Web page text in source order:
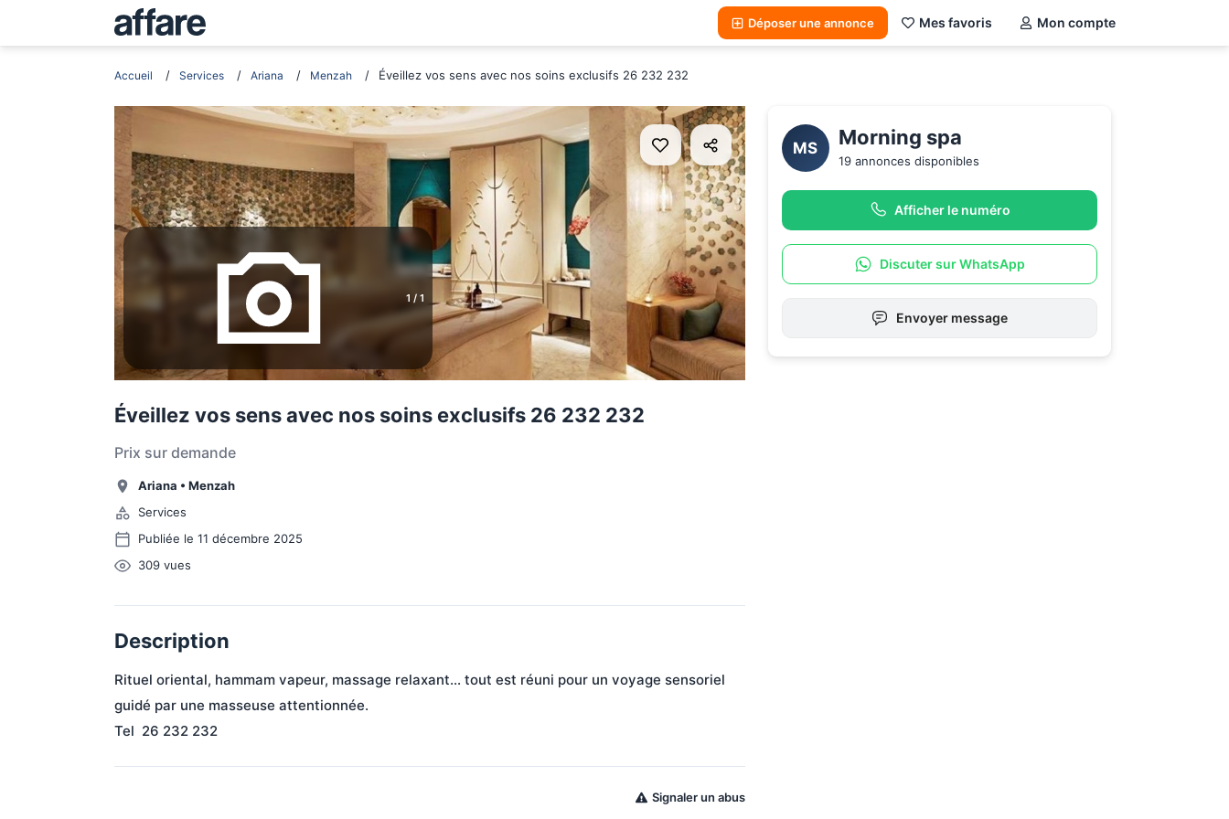
Déposer une annonce Mes favoris Mon compte
Accueil Services Ariana Menzah Éveillez vos sens avec nos soins exclusifs 26 232 232
1 / 1
Éveillez vos sens avec nos soins exclusifs 26 232 232
Prix sur demande
Ariana • Menzah
Services
Publiée le 11 décembre 2025
309vues
Description
Rituel oriental, hammam vapeur, massage relaxant… tout est réuni pour un voyage sensoriel
guidé par une masseuse attentionnée.
Tel  26 232 232
Signaler un abus
MS Morning spa
19 annonces disponibles
Afficher le numéro
Discuter sur WhatsApp
Envoyer message